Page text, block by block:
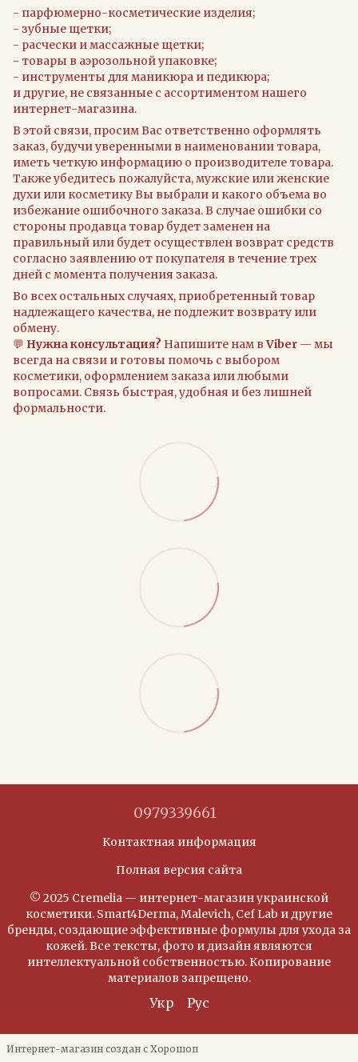
- парфюмерно-косметические изделия;
- зубные щетки;
- расчески и массажные щетки;
- товары в аэрозольной упаковке;
- инструменты для маникюра и педикюра;
и другие, не связанные с ассортиментом нашего
интернет-магазина.
В этой связи, просим Вас ответственно оформлять
заказ, будучи уверенными в наименовании товара,
иметь четкую информацию о производителе товара.
Также убедитесь пожалуйста, мужские или женские
духи или косметику Вы выбрали и какого объема во
избежание ошибочного заказа. В случае ошибки со
стороны продавца товар будет заменен на
правильный или будет осуществлен возврат средств
согласно заявлению от покупателя в течение трех
дней с момента получения заказа.
Во всех остальных случаях, приобретенный товар
надлежащего качества, не подлежит возврату или
обмену.
💬 Нужна консультация? Напишите нам вViber — мы
всегда на связи и готовы помочь с выбором
косметики, оформлением заказа или любыми
вопросами. Связь быстрая, удобная и без лишней
формальности.
0979339661
Контактная информация
Полная версия сайта
© 2025 Cremelia — интернет-магазин украинской
косметики. Smart4Derma, Malevich, Cef Lab и другие
бренды, создающие эффективные формулы для ухода за
кожей. Все тексты, фото и дизайн являются
интеллектуальной собственностью. Копирование
материалов запрещено.
Укр Рус
Интернет-магазин создан с Хорошоп